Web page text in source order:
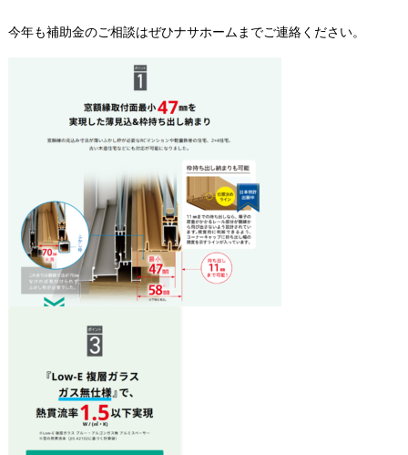
今年も補助金のご相談はぜひナサホームまでご連絡ください。